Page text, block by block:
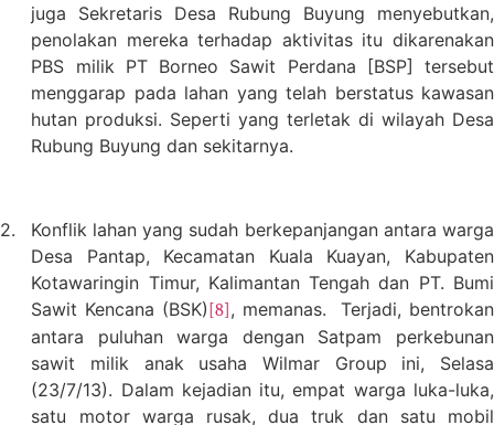
juga Sekretaris Desa Rubung Buyung menyebutkan,
penolakan mereka terhadap aktivitas itu dikarenakan
PBS milik PT Borneo Sawit Perdana [BSP] tersebut
menggarap pada lahan yang telah berstatus kawasan
hutan produksi. Seperti yang terletak di wilayah Desa
Rubung Buyung dan sekitarnya.
2.
Konflik lahan yang sudah berkepanjangan antara warga
Desa Pantap, Kecamatan Kuala Kuayan, Kabupaten
Kotawaringin Timur, Kalimantan Tengah dan PT. Bumi
Sawit Kencana (BSK) [8] , memanas.
Terjadi, bentrokan
antara puluhan warga dengan Satpam perkebunan
sawit milik anak usaha Wilmar Group ini, Selasa
(23/7/13). Dalam kejadian itu, empat warga luka-luka,
satu motor warga rusak, dua truk dan satu mobil